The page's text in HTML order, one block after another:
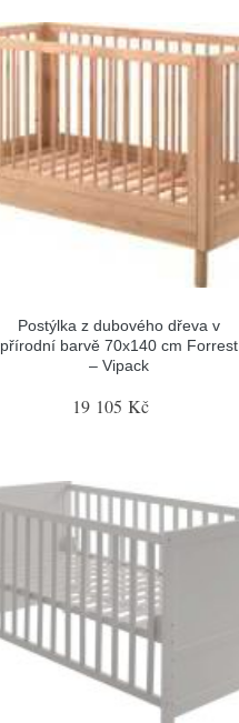
Postýlka z dubového dřeva v
přírodní barvě 70x140 cm Forrest
– Vipack
19 105 Kč